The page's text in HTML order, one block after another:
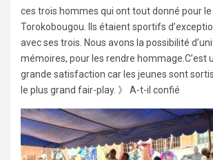
ces trois hommes qui ont tout donné pour
Torokobougou. Ils étaient sportifs
avec ses trois. Nous avons la possibilité
mémoires, pour les rendre hommage.C’est
grande satisfaction car les jeunes sont
le plus grand fair-play. 》 A-t-il confié